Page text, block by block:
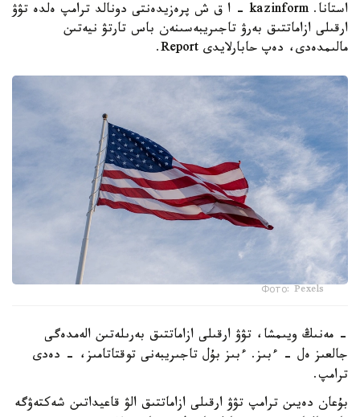
استانا. kazinform - ا ق ش پرەزيدەنتى دونالد ترامپ ەلدە تۋۋ
ارقىلى ازاماتتىق بەرۋ تاجىريبەسىنەن باس تارتۋ نيەتىن
مالىمدەدى، دەپ حابارلايدى Report.
Фото: Pexels
- مەنىڭ ويىمشا، تۋۋ ارقىلى ازاماتتىق بەرىلەتىن الەمدەگى
جالعىز ەل - ءبىز. ءبىز بۇل تاجىريبەنى توقتاتامىز، - دەدى
ترامپ.
بۇعان دەيىن ترامپ تۋۋ ارقىلى ازاماتتىق الۋ قاعيداتىن شەكتەۋگە